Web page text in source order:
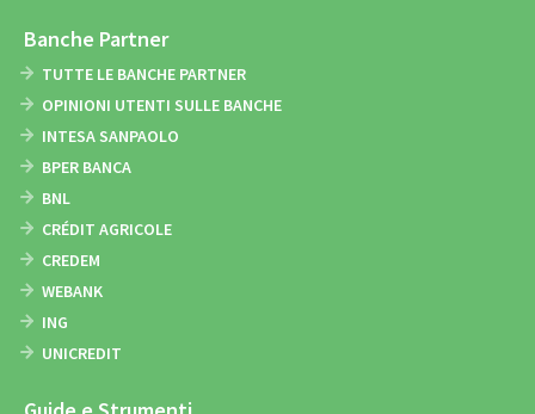
Banche Partner
TUTTE LE BANCHE PARTNER
OPINIONI UTENTI SULLE BANCHE
INTESA SANPAOLO
BPER BANCA
BNL
CRÉDIT AGRICOLE
CREDEM
WEBANK
ING
UNICREDIT